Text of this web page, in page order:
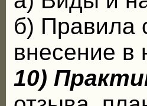
б) Правила
внесение в
10)